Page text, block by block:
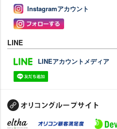
Instagramアカウント
LINE
LINEアカウントメディア